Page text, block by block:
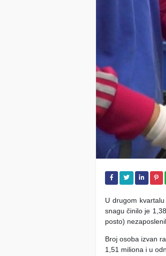
U drugom
snagu činilo je
posto)
Broj osoba izvan
1,51 miliona i u